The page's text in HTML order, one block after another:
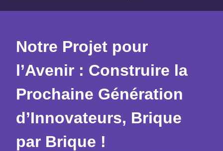
Notre Projet pour
l’Avenir : Construire la
Prochaine Génération
d’Innovateurs, Brique
par Brique !